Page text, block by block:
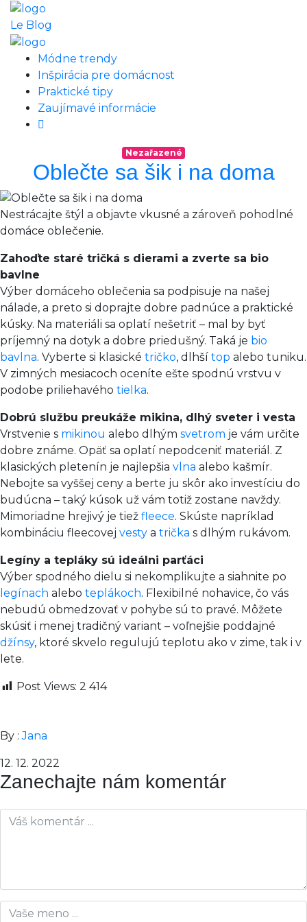
Le Blog
Módne trendy
Inšpirácia pre domácnost
Praktické tipy
Zaujímavé informácie
Nezařazené
Oblečte sa šik i na doma
Nestrácajte štýl a objavte vkusné a zároveň pohodlné
domáce oblečenie.
Zahoďte staré tričká s dierami a zverte sa bio
bavlne
Výber domáceho oblečenia sa podpisuje na našej
nálade, a preto si doprajte dobre padnúce a praktické
kúsky. Na materiáli sa oplatí nešetriť – mal by byť
príjemný na dotyk a dobre priedušný. Taká je bio
bavlna. Vyberte si klasické tričko, dlhší top alebo tuniku.
V zimných mesiacoch oceníte ešte spodnú vrstvu v
podobe priliehavého tielka.
Dobrú službu preukáže mikina, dlhý sveter i vesta
Vrstvenie s mikinou alebo dlhým svetrom je vám určite
dobre známe. Opäť sa oplatí nepodceniť materiál. Z
klasických pletenín je najlepšia vlna alebo kašmír.
Nebojte sa vyššej ceny a berte ju skôr ako investíciu do
budúcna – taký kúsok už vám totiž zostane navždy.
Mimoriadne hrejivý je tiež fleece. Skúste napríklad
kombináciu fleecovej vesty a trička s dlhým rukávom.
Legíny a tepláky sú ideálni parťáci
Výber spodného dielu si nekomplikujte a siahnite po
legínach alebo teplákoch. Flexibilné nohavice, čo vás
nebudú obmedzovať v pohybe sú to pravé. Môžete
skúsiť i menej tradičný variant – voľnejšie poddajné
džínsy, ktoré skvelo regulujú teplotu ako v zime, tak i v
lete.
Post Views: 2 414
By :Jana
12. 12. 2022
Zanechajte nám komentár